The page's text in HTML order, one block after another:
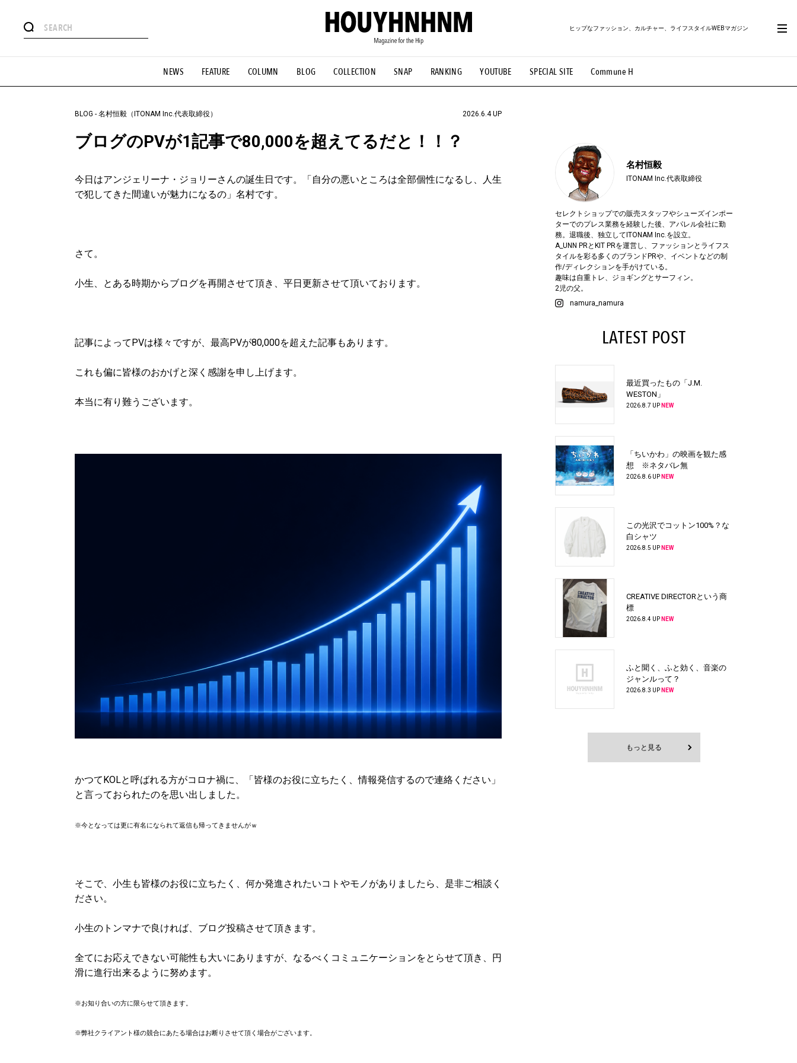
NEWS FEATURE COLUMN BLOG COLLECTION SNAP RANKING YOUTUBE SPECIAL SITE Commune H
ヒップなファッション、カルチャー、ライフスタイルWEBマガジン
#憧れの逸品 #ESSENTIAL DESIGNS #古着サミット #NEW VINTAGE #マイナーグッド図鑑 #路地裏てぃーん。 #MONTHLY JOURNAL
#HANDSOME HANDBOOK
BLOG - 名村恒毅（ITONAM Inc.代表取締役） 2026.6.4 UP
ブログのPVが1記事で80,000を超えてるだと！！？
今日はアンジェリーナ・ジョリーさんの誕生日です。「自分の悪いところは全部個性になるし、人生
で犯してきた間違いが魅力になるの」名村です。
さて。
小生、とある時期からブログを再開させて頂き、平日更新させて頂いております。
記事によってPVは様々ですが、最高PVが80,000を超えた記事もあります。
これも偏に皆様のおかげと深く感謝を申し上げます。
本当に有り難うございます。
かつてKOLと呼ばれる方がコロナ禍に、「皆様のお役に立ちたく、情報発信するので連絡ください」
と言っておられたのを思い出しました。
※今となっては更に有名になられて返信も帰ってきませんがｗ
そこで、小生も皆様のお役に立ちたく、何か発進されたいコトやモノがありましたら、是非ご相談く
ださい。
小生のトンマナで良ければ、ブログ投稿させて頂きます。
全てにお応えできない可能性も大いにありますが、なるべくコミュニケーションをとらせて頂き、円
滑に進行出来るように努めます。
※お知り合いの方に限らせて頂きます。
※弊社クライアント様の競合にあたる場合はお断りさせて頂く場合がございます。
名村恒毅
ITONAM Inc.代表取締役
セレクトショップでの販売スタッフやシューズインポー
ターでのプレス業務を経験した後、アパレル会社に勤
務。退職後、独立してITONAM Inc.を設立。
A_UNN PRとKIT PRを運営し、ファッションとライフス
タイルを彩る多くのブランドPRや、イベントなどの制
作/ディレクションを手がけている。
趣味は自重トレ、ジョギングとサーフィン。
2児の父。
namura_namura
LATEST POST
最近買ったもの「J.M.
WESTON」
2026.8.7 UP NEW
「ちいかわ」の映画を観た感
想 ※ネタバレ無
2026.8.6 UP NEW
この光沢でコットン100%？な
白シャツ
2026.8.5 UP NEW
CREATIVE DIRECTORという商
標
2026.8.4 UP NEW
ふと聞く、ふと効く、音楽の
ジャンルって？
2026.8.3 UP NEW
もっと見る